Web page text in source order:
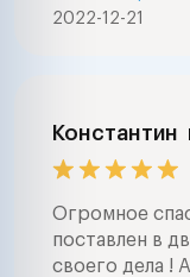
2022-12-21
Константин
Огромное
поставлен в
своего дела !